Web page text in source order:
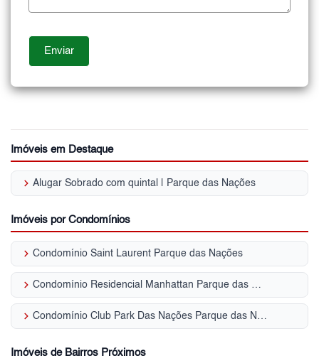
Imóveis em Destaque
keyboard_arrow_right Alugar Sobrado com quintal | Parque das Nações
Imóveis por Condomínios
keyboard_arrow_right Condomínio Saint Laurent Parque das Nações
keyboard_arrow_right Condomínio Residencial Manhattan Parque das Nações
keyboard_arrow_right Condomínio Club Park Das Nações Parque das Nações
Imóveis de Bairros Próximos